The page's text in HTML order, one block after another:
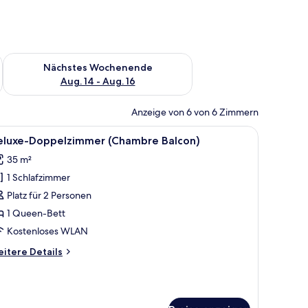
Aug. 7 - Aug. 9.
Nächstes Wochenende
Aug. 14 - Aug. 16
Überprüfe die Verfügbarkeit für nächstes Wochenende, Aug.
Anzeige von 6 von 6 Zimmern
Schreibtisch, Stuhl und einer Chandelier.Ein modernes Hotelzimmer mit einem Bett,
5 Doppelzimmer (Chambre Balcon)
35 m²
1 Schlafzimmer
Platz für 2 Personen
1 Queen-Bett
Kostenloses WLAN
Details